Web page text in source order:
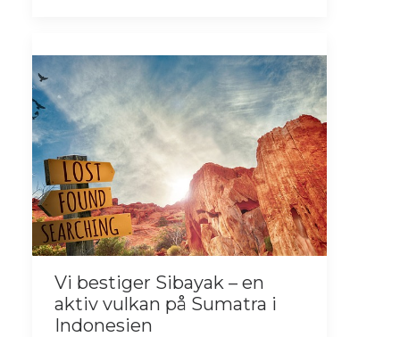
Vi bestiger Sibayak – en
aktiv vulkan på Sumatra i
Indonesien